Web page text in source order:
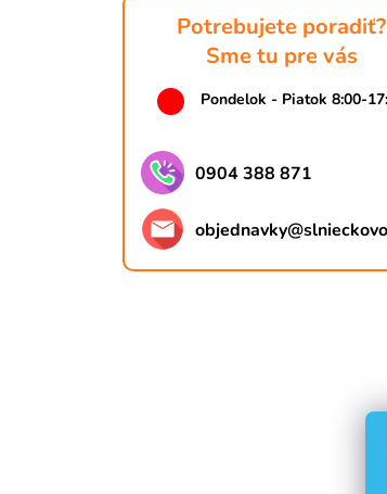
Potrebujete poradiť?
Sme tu pre vás
Pondelok - Piatok 8:00-
0904 388 871
objednavky@